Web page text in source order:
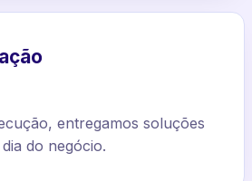
entregamos soluções
do negócio.